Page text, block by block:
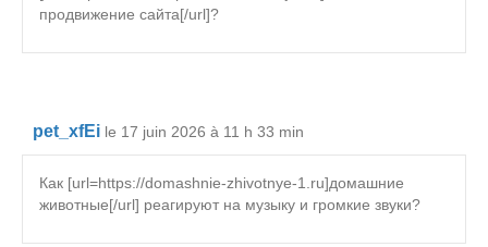
продвижение сайта[/url]?
pet_xfEi le 17 juin 2026 à 11 h 33 min
Как [url=https://domashnie-zhivotnye-1.ru]домашние
животные[/url] реагируют на музыку и громкие звуки?